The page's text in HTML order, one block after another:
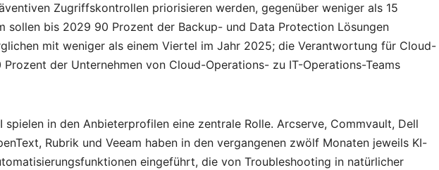
Zugriffskontrollen priorisieren werden, gegenüber weniger als 15
sollen bis 2029 90 Prozent der Backup- und Data Protection Lösungen
mit weniger als einem Viertel im Jahr 2025; die Verantwortung für Cloud-
der Unternehmen von Cloud-Operations- zu IT-Operations-Teams
spielen in den Anbieterprofilen eine zentrale Rolle. Arcserve, Commvault, Dell
Rubrik und Veeam haben in den vergangenen zwölf Monaten jeweils KI-
eingeführt, die von Troubleshooting in natürlicher